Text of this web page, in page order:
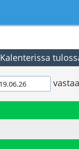
Kalenterissa